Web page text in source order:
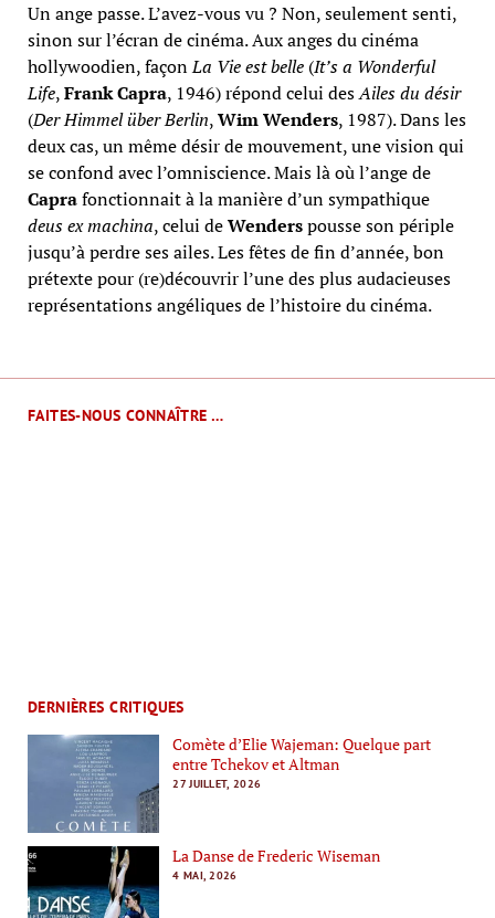
FAITES-NOUS CONNAÎTRE …
DERNIÈRES CRITIQUES
Comète d’Elie Wajeman: Quelque part
entre Tchekov et Altman
27 JUILLET, 2026
La Danse de Frederic Wiseman
4 MAI, 2026
Un ange passe. L’avez-vous vu ? Non, seulement senti,
sinon sur l’écran de cinéma. Aux anges du cinéma
hollywoodien, façonLa Vie est belle (It’s a Wonderful
Life,Frank Capra, 1946) répond celui desAiles du désir
(Der Himmel über Berlin,Wim Wenders, 1987). Dans les
deux cas, un même désir de mouvement, une vision qui
se confond avec l’omniscience. Mais là où l’ange de
Caprafonctionnait à la manière d’un sympathique
deus ex machina, celui deWenderspousse son périple
jusqu’à perdre ses ailes. Les fêtes de fin d’année, bon
prétexte pour (re)découvrir l’une des plus audacieuses
représentations angéliques de l’histoire du cinéma.